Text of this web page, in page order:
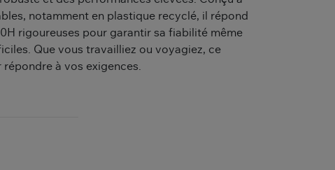
notamment en plastique recyclé, il répond
rigoureuses pour garantir sa fiabilité même
Que vous travailliez ou voyagiez, ce
à vos exigences.